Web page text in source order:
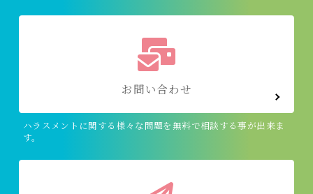
お問い合わせ
ハラスメントに関する様々な問題を無料で相談する事が出来ま
す。